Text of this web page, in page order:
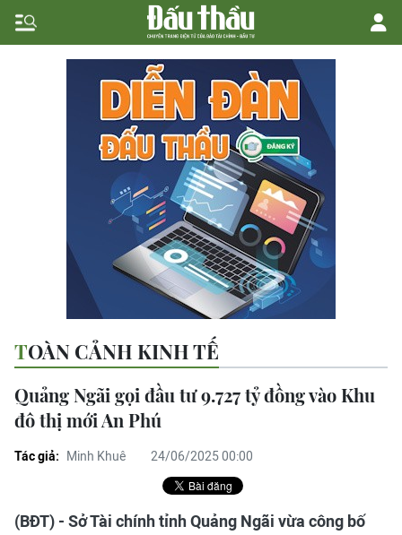
TOÀN CẢNH KINH TẾ
Quảng Ngãi gọi đầu tư 9.727 tỷ đồng vào Khu
đô thị mới An Phú
Tác giả: Minh Khuê 24/06/2025 00:00
(BĐT) - Sở Tài chính tỉnh Quảng Ngãi vừa công bố